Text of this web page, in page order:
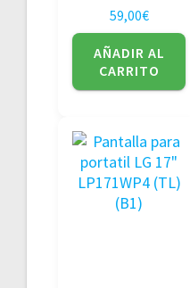
59,00€
AÑADIR AL
CARRITO